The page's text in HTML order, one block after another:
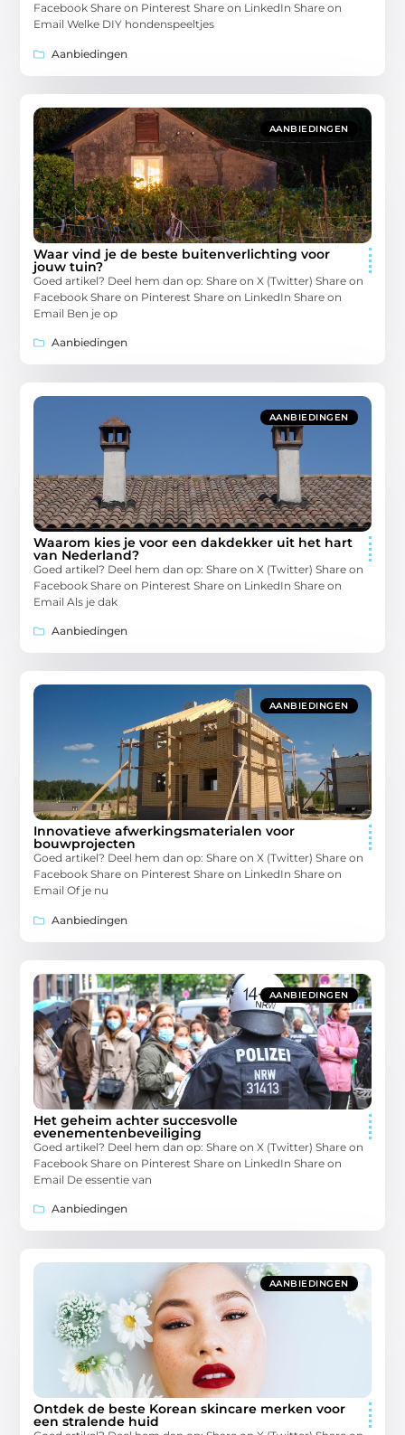
Facebook Share on Pinterest Share on LinkedIn Share on
Email Welke DIY hondenspeeltjes
Aanbiedingen
AANBIEDINGEN
Waar vind je de beste buitenverlichting voor
jouw tuin?
Goed artikel? Deel hem dan op: Share on X (Twitter) Share on
Facebook Share on Pinterest Share on LinkedIn Share on
Email Ben je op
Aanbiedingen
AANBIEDINGEN
Waarom kies je voor een dakdekker uit het hart
van Nederland?
Goed artikel? Deel hem dan op: Share on X (Twitter) Share on
Facebook Share on Pinterest Share on LinkedIn Share on
Email Als je dak
Aanbiedingen
AANBIEDINGEN
Innovatieve afwerkingsmaterialen voor
bouwprojecten
Goed artikel? Deel hem dan op: Share on X (Twitter) Share on
Facebook Share on Pinterest Share on LinkedIn Share on
Email Of je nu
Aanbiedingen
AANBIEDINGEN
Het geheim achter succesvolle
evenementenbeveiliging
Goed artikel? Deel hem dan op: Share on X (Twitter) Share on
Facebook Share on Pinterest Share on LinkedIn Share on
Email De essentie van
Aanbiedingen
AANBIEDINGEN
Ontdek de beste Korean skincare merken voor
een stralende huid